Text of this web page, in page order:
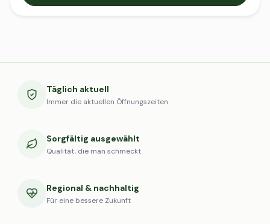
Täglich aktuell
Immer die aktuellen Öffnungszeiten
Sorgfältig ausgewählt
Qualität, die man schmeckt
Regional & nachhaltig
Für eine bessere Zukunft